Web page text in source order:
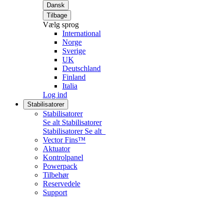
Dansk
Tilbage
Vælg sprog
International
Norge
Sverige
UK
Deutschland
Finland
Italia
Log ind
Stabilisatorer
Stabilisatorer
Se alt Stabilisatorer
Stabilisatorer Se alt
Vector Fins™
Aktuator
Kontrolpanel
Powerpack
Tilbehør
Reservedele
Support